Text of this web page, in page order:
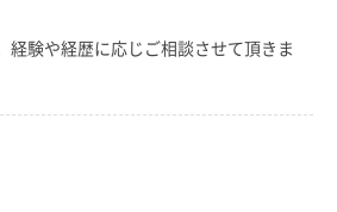
経験や経歴に応じご相談させて頂きま